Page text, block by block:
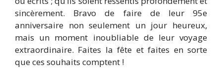
sincèrement. Bravo de faire de leur 95e
anniversaire non seulement un jour heureux,
mais un moment inoubliable de leur voyage
extraordinaire. Faites la fête et faites en sorte
que ces souhaits comptent !